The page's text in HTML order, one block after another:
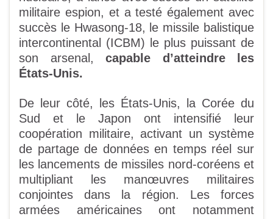
militaire espion, et a testé également avec
succès le Hwasong-18, le missile balistique
intercontinental (ICBM) le plus puissant de
son arsenal, capable d’atteindre les
États-Unis.
De leur côté, les États-Unis, la Corée du
Sud et le Japon ont intensifié leur
coopération militaire, activant un système
de partage de données en temps réel sur
les lancements de missiles nord-coréens et
multipliant les manœuvres militaires
conjointes dans la région. Les forces
armées américaines ont notamment